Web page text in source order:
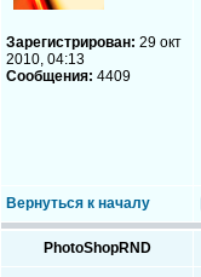
Зарегистрирован: 29 окт
2010, 04:13
Сообщения: 4409
Вернуться к началу
PhotoShopRND